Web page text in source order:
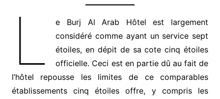
L
e Burj Al Arab Hôtel est largement
considéré comme ayant un service sept
étoiles, en dépit de sa cote cinq étoiles
officielle. Ceci est en partie dû au fait de
l’hôtel repousse les limites de ce comparables
établissements cinq étoiles offre, y compris les